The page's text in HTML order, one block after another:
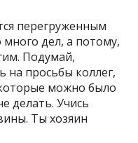
перегруженным
много дел, а потому,
Подумай,
на просьбы коллег,
можно было
делать. Учись
Ты хозяин